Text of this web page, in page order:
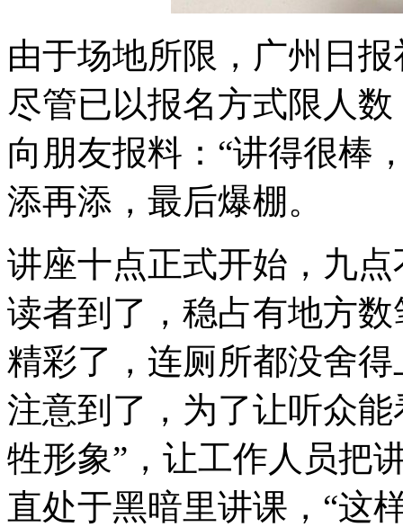
由于场地所限，广州日
尽管已以报名方式限人
向朋友报料：“讲得很棒
添再添，最后爆棚。
讲座十点正式开始，九
读者到了，稳占有地方
精彩了，连厕所都没舍
注意到了，为了让听众
牲形象”，让工作人员把
直处于黑暗里讲课，“这